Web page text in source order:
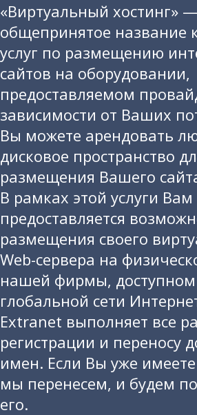
«Виртуальный хостинг»
общепринятое название
услуг по размещению
сайтов на оборудовании,
предоставляемом
зависимости от Ваших
Вы можете арендовать
дисковое пространство
размещения Вашего
В рамках этой услуги Вам
предоставляется
размещения своего
Web-сервера на
нашей фирмы, доступном
глобальной сети
Extranet выполняет все
регистрации и переносу
имен. Если Вы уже
мы перенесем, и будем
его.